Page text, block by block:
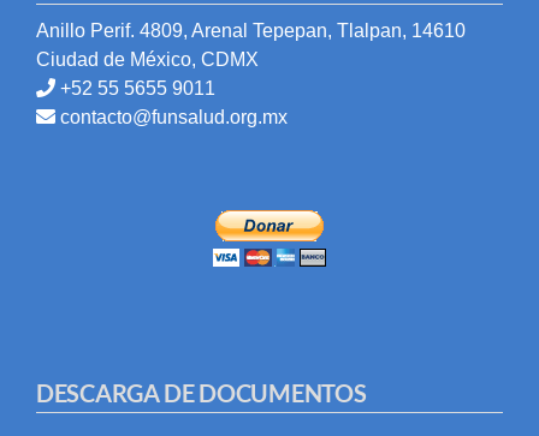
Anillo Perif. 4809, Arenal Tepepan, Tlalpan, 14610
Ciudad de México, CDMX
+52 55 5655 9011
contacto@funsalud.org.mx
DESCARGA DE DOCUMENTOS